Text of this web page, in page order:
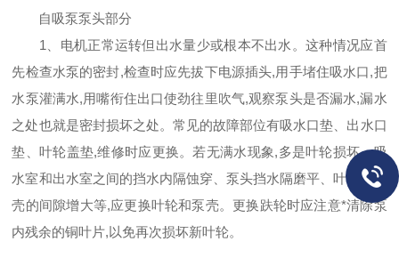
自吸泵泵头部分
1、电机正常运转但出水量少或根本不出水。这种情况应首
先检查水泵的密封,检查时应先拔下电源插头,用手堵住吸水口,把
水泵灌满水,用嘴衔住出口使劲往里吹气,观察泵头是否漏水,漏水
之处也就是密封损坏之处。常见的故障部位有吸水口垫、出水口
垫、叶轮盖垫,维修时应更换。若无满水现象,多是叶轮损坏、吸
水室和出水室之间的挡水内隔蚀穿、泵头挡水隔磨平、叶轮和泵
壳的间隙增大等,应更换叶轮和泵壳。更换趺轮时应注意*清除泵
内残余的铜叶片,以免再次损坏新叶轮。